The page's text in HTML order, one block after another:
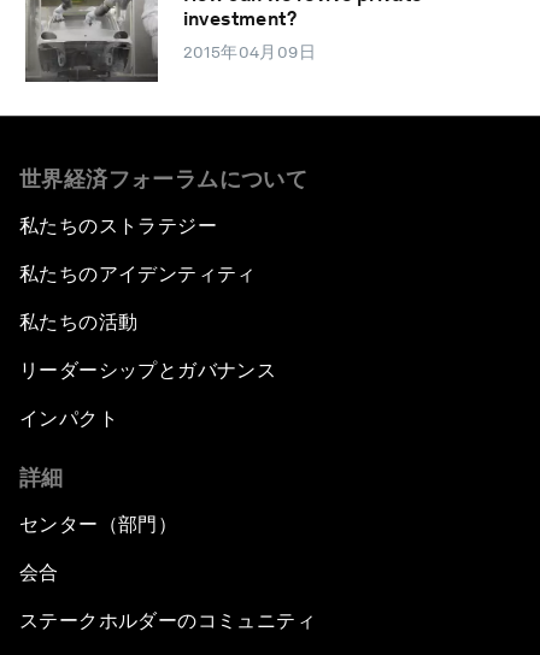
investment?
2015年04月09日
世界経済フォーラムについて
私たちのストラテジー
私たちのアイデンティティ
私たちの活動
リーダーシップとガバナンス
インパクト
詳細
センター（部門）
会合
ステークホルダーのコミュニティ